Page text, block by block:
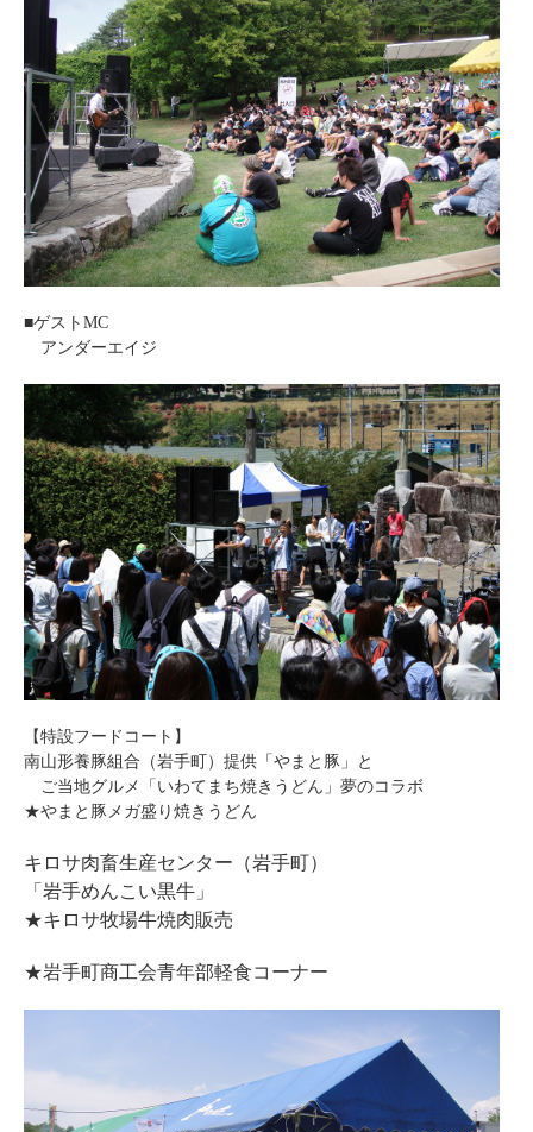
■ゲストMC
アンダーエイジ
【特設フードコート】
南山形養豚組合（岩手町）提供「やまと豚」と
ご当地グルメ「いわてまち焼きうどん」夢のコラボ
★やまと豚メガ盛り焼きうどん
キロサ肉畜生産センター（岩手町）
「岩手めんこい黒牛」
★キロサ牧場牛焼肉販売
★岩手町商工会青年部軽食コーナー